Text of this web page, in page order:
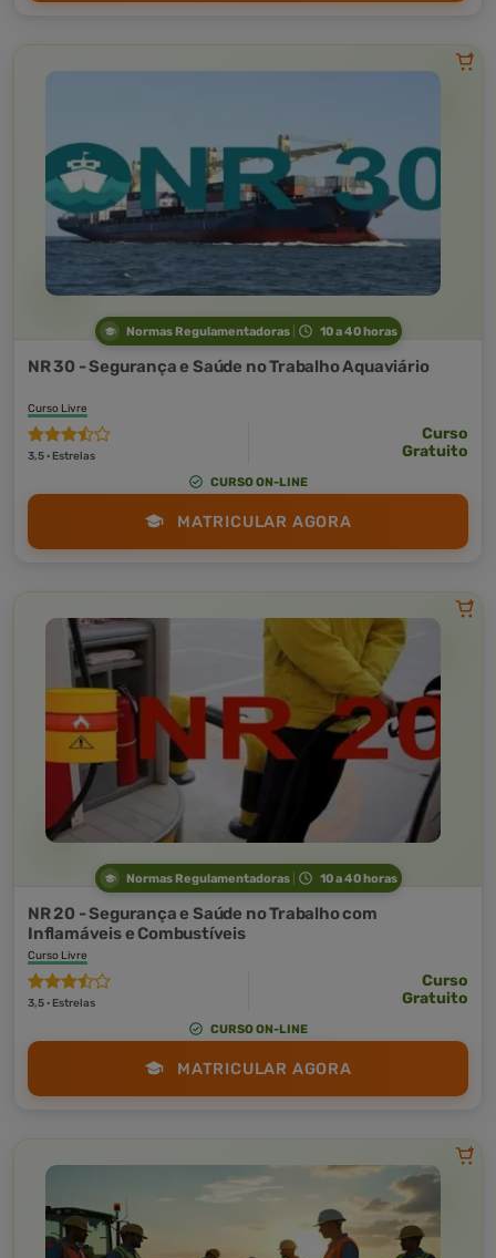
Normas Regulamentadoras 10 a 40 horas
NR 30 - Segurança e Saúde no Trabalho Aquaviário
Curso Livre
3,5 · Estrelas
Curso
Gratuito
CURSO ON-LINE
MATRICULAR AGORA
Normas Regulamentadoras 10 a 40 horas
NR 20 - Segurança e Saúde no Trabalho com
Inflamáveis e Combustíveis
Curso Livre
3,5 · Estrelas
Curso
Gratuito
CURSO ON-LINE
MATRICULAR AGORA